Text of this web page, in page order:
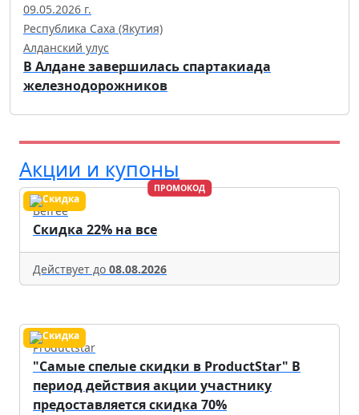
09.05.2026 г.
Республика Саха (Якутия)
Алданский улус
В Алдане завершилась спартакиада
железнодорожников
Акции и купоны
ПРОМОКОД
Befree
Скидка 22% на все
Действует до 08.08.2026
Productstar
"Самые спелые скидки в ProductStar" В
период действия акции участнику
предоставляется скидка 70%